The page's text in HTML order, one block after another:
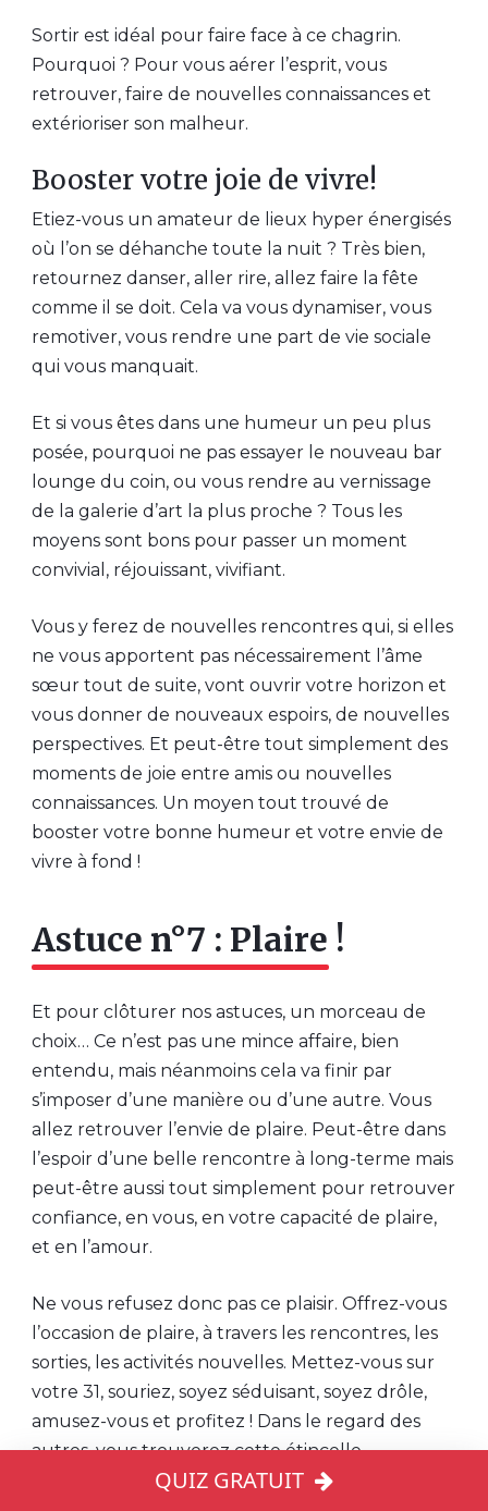
Sortir est idéal pour faire face à ce chagrin.
Pourquoi ? Pour vous aérer l’esprit, vous
retrouver, faire de nouvelles connaissances et
extérioriser son malheur.
Booster votre joie de vivre!
Etiez-vous un amateur de lieux hyper énergisés
où l’on se déhanche toute la nuit ? Très bien,
retournez danser, aller rire, allez faire la fête
comme il se doit. Cela va vous dynamiser, vous
remotiver, vous rendre une part de vie sociale
qui vous manquait.
Et si vous êtes dans une humeur un peu plus
posée, pourquoi ne pas essayer le nouveau bar
lounge du coin, ou vous rendre au vernissage
de la galerie d’art la plus proche ? Tous les
moyens sont bons pour passer un moment
convivial, réjouissant, vivifiant.
Vous y ferez de nouvelles rencontres qui, si elles
ne vous apportent pas nécessairement l’âme
sœur tout de suite, vont ouvrir votre horizon et
vous donner de nouveaux espoirs, de nouvelles
perspectives. Et peut-être tout simplement des
moments de joie entre amis ou nouvelles
connaissances. Un moyen tout trouvé de
booster votre bonne humeur et votre envie de
vivre à fond !
Astuce n°7 : Plaire !
Et pour clôturer nos astuces, un morceau de
choix… Ce n’est pas une mince affaire, bien
entendu, mais néanmoins cela va finir par
s’imposer d’une manière ou d’une autre. Vous
allez retrouver l’envie de plaire. Peut-être dans
l’espoir d’une belle rencontre à long-terme mais
peut-être aussi tout simplement pour retrouver
confiance, en vous, en votre capacité de plaire,
et en l’amour.
Ne vous refusez donc pas ce plaisir. Offrez-vous
l’occasion de plaire, à travers les rencontres, les
sorties, les activités nouvelles. Mettez-vous sur
votre 31, souriez, soyez séduisant, soyez drôle,
amusez-vous et profitez ! Dans le regard des
autres, vous trouverez cette étincelle
admirative, ce miroir valorisant dont vous avez
QUIZ GRATUIT